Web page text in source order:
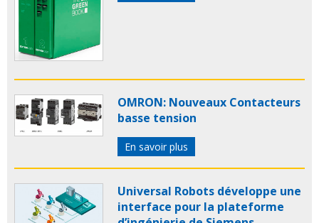
OMRON: Nouveaux Contacteurs
basse tension
En savoir plus
Universal Robots développe une
interface pour la plateforme